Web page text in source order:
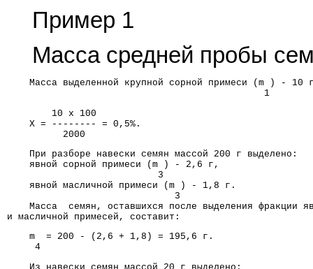
Пример 1
Масса средней пробы
Масса выделенной крупной сорной примеси (m ) - 10
                                              1
        10 x 100
    X = -------- = 0,5%.
          2000
    При разборе навески семян массой 200 г выделено:
    явной сорной примеси (m ) - 2,6 г,
                           3
    явной масличной примеси (m ) - 1,8 г.
                              3
Масса  семян, оставшихся после выделения фракции
и масличной примесей, составит:
    m  = 200 - (2,6 + 1,8) = 195,6 г.
     4